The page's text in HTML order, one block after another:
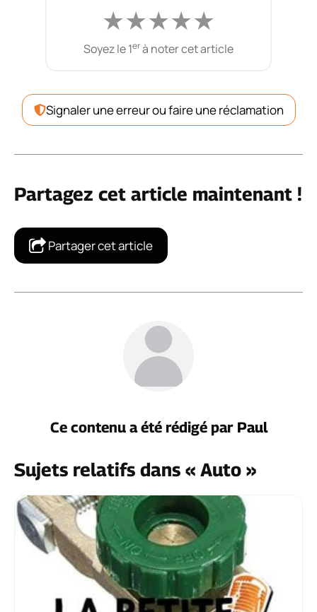
★★★★★
Soyez le 1erà noter cet article
Signaler une erreur ou faire une réclamation
Partagez cet article maintenant !
Partager cet article
Ce contenu a été rédigé par Paul
Sujets relatifs dans « Auto »